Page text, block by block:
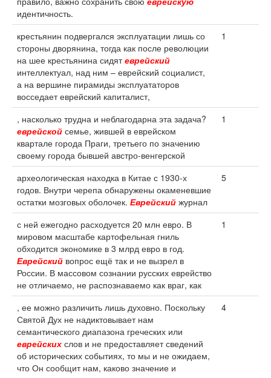
идентичность.
крестьянин подвергался эксплуатации лишь со
стороны дворянина, тогда как после революции
на шее крестьянина сидятеврейский
интеллектуал, над ним – еврейский социалист,
а на вершине пирамиды эксплуататоров
восседает еврейский капиталист,
1
, насколько трудна и неблагодарна эта задача?
еврейской семье, жившей в еврейском
квартале города Праги, третьего по значению
своему города бывшей австро-венгерской
1
археологическая находка в Китае с 1930-х
годов. Внутри черепа обнаружены окаменевшие
остатки мозговых оболочек. Еврейский журнал
5
с ней ежегодно расходуется 20 млн евро. В
мировом масштабе картофельная гниль
обходится экономике в 3 млрд евро в год.
Еврейский вопрос ещё так и не вызрел в
России. В массовом сознании русских еврейство
не отличаемо, не распознаваемо как враг, как
1
, ее можно различить лишь духовно. Поскольку
Святой Дух не надиктовывает нам
семантического диапазона греческих или
еврейских слов и не предоставляет сведений
об исторических событиях, то мы и не ожидаем,
что Он сообщит нам, каково значение и
4